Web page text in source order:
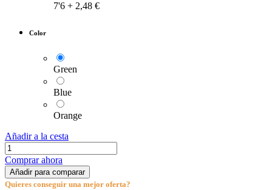
7'6 + 2,48 €
Color
Green
Blue
Orange
Añadir a la cesta
Comprar ahora
Añadir para comparar
Quieres conseguir una mejor oferta?